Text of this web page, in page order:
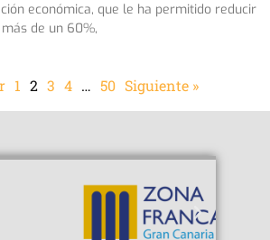
económica, que le ha permitido reducir
de un 60%,
1 2 3 4 … 50 Siguiente »